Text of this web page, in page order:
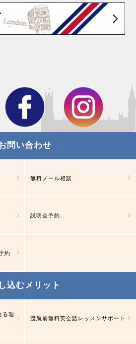
問い合わせ
無料メール相談
説明会予約
約
込むメリット
る理
渡航前無料英会話レッスンサポート